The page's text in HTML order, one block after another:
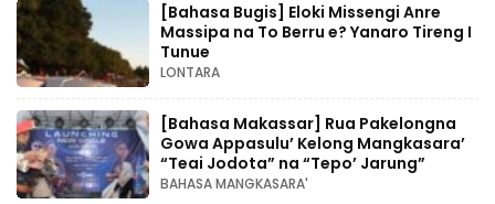
[Bahasa Bugis] ‎Eloki Missengi Anre
Massipa na To Berru e? Yanaro Tireng I
Tunue
LONTARA
[Bahasa Makassar] Rua Pakelongna
Gowa Appasulu’ Kelong Mangkasara’
“Teai Jodota” na “Tepo’ Jarung”
BAHASA MANGKASARA'